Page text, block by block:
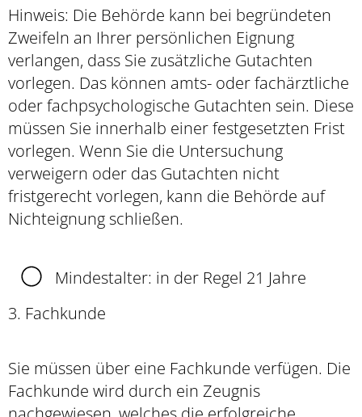
Hinweis: Die Behörde kann bei begründeten
Zweifeln an Ihrer persönlichen Eignung
verlangen, dass Sie zusätzliche Gutachten
vorlegen. Das können amts- oder fachärztliche
oder fachpsychologische Gutachten sein. Diese
müssen Sie innerhalb einer festgesetzten Frist
vorlegen. Wenn Sie die Untersuchung
verweigern oder das Gutachten nicht
fristgerecht vorlegen, kann die Behörde auf
Nichteignung schließen.
Mindestalter: in der Regel 21 Jahre
3. Fachkunde
Sie müssen über eine Fachkunde verfügen. Die
Fachkunde wird durch ein Zeugnis